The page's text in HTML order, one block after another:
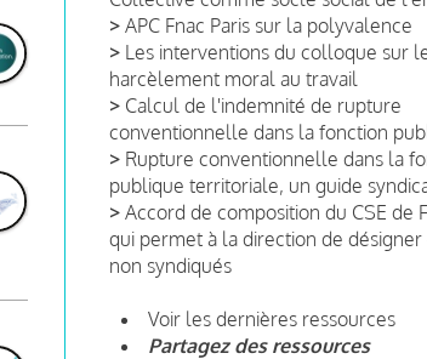
> APC Fnac Paris sur la polyvalence
> Les interventions du colloque sur
harcèlement moral au travail
> Calcul de l'indemnité de rupture
conventionnelle dans la fonction
> Rupture conventionnelle dans la
publique territoriale, un guide
> Accord de composition du CSE de
qui permet à la direction de désigner
non syndiqués
Voir les dernières ressources
Partagez des ressources